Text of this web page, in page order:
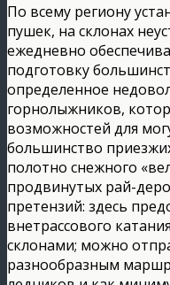
По всему региону
пушек, на склонах
ежедневно
подготовку
определенное
горнолыжников,
возможностей для
большинство
полотно снежного
продвинутых рай-
претензий: здесь
внетрассового
склонами; можно
разнообразным